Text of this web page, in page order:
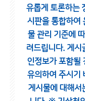
유롭게 토론하는
시판을 통합하여
물 관리 기준에
려드립니다. 게시
인정보가 포함될
유의하여 주시기
게시물에 대해서